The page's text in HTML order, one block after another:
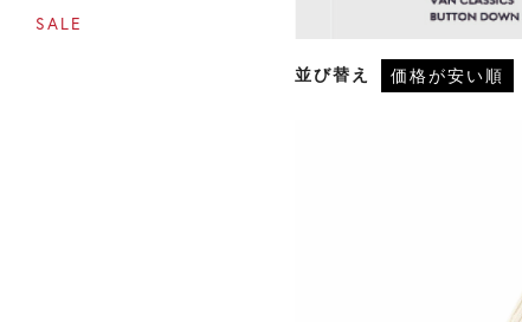
SALE
並び替え 価格が安い順